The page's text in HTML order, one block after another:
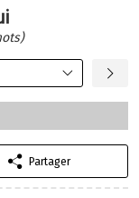
Partager